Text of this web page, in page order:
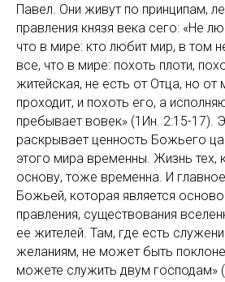
Павел. Они живут по принципам,
правления князя века сего: «Не
что в мире: кто любит мир, в том
все, что в мире: похоть плоти,
житейская, не есть от Отца, но от
проходит, и похоть его, а
пребывает вовек» (1Ин. 2:15-17).
раскрывает ценность Божьего
этого мира временны. Жизнь тех,
основу, тоже временна. И
Божьей, которая является
правления, существования
ее жителей. Там, где есть
желаниям, не может быть
можете служить двум господам»